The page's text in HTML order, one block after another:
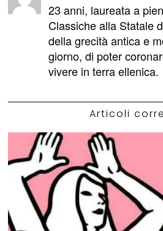
23 anni, laureata a
Classiche alla Statale
della grecità antica e
giorno, di poter
vivere in terra ellenica.
Articoli